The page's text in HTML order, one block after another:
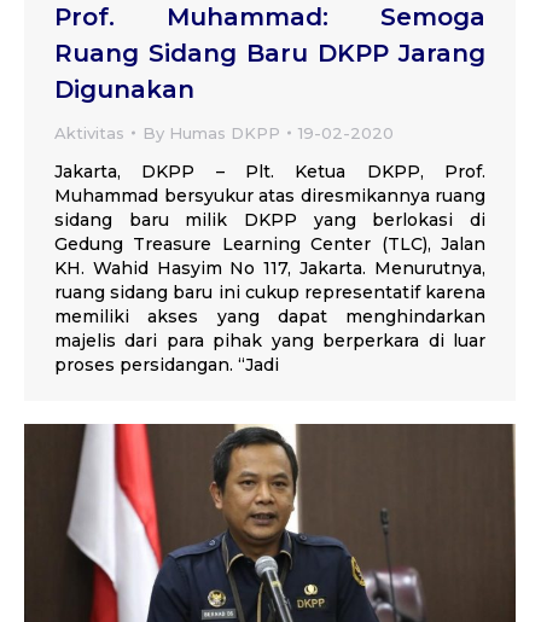
Prof. Muhammad: Semoga
Ruang Sidang Baru DKPP Jarang
Digunakan
Aktivitas By Humas DKPP 19-02-2020
Jakarta, DKPP – Plt. Ketua DKPP, Prof.
Muhammad bersyukur atas diresmikannya ruang
sidang baru milik DKPP yang berlokasi di
Gedung Treasure Learning Center (TLC), Jalan
KH. Wahid Hasyim No 117, Jakarta. Menurutnya,
ruang sidang baru ini cukup representatif karena
memiliki akses yang dapat menghindarkan
majelis dari para pihak yang berperkara di luar
proses persidangan. “Jadi